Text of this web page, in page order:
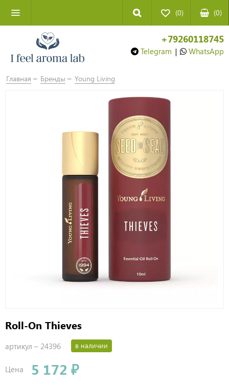
(0) (0)
+79260118745
Telegram | WhatsApp
Главная Бренды Young Living
Roll-On Thieves
артикул – 24396 в наличии
Цена 5 172 ₽